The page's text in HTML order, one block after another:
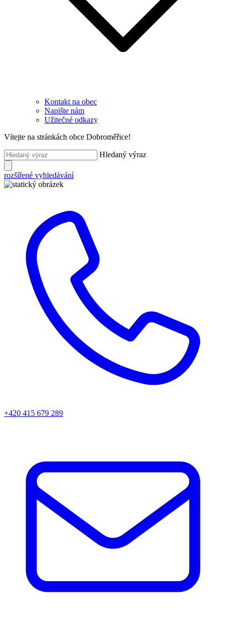
Kontakt na obec
Napište nám
Užitečné odkazy
Vítejte na stránkách obce Dobroměřice!
Hledaný výraz
rozšířené vyhledávání
+420 415 679 289